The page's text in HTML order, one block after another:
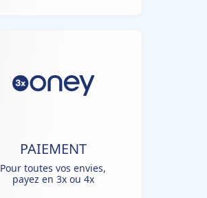
PAIEMENT
Pour toutes vos envies,
payez en 3x ou 4x